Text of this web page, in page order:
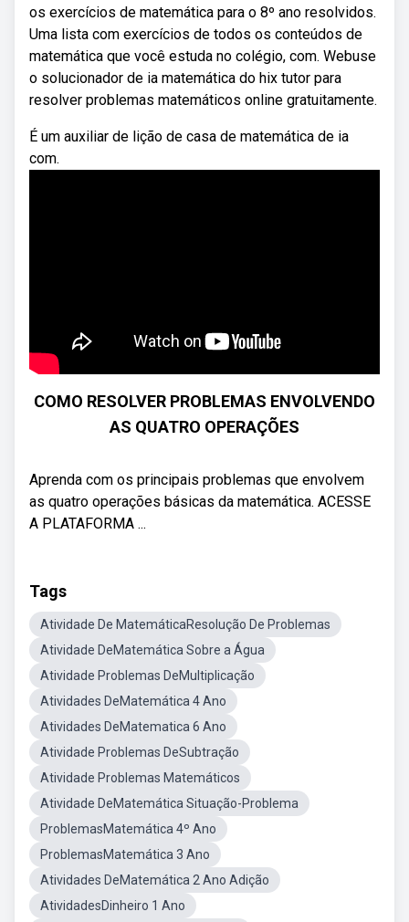
os exercícios de matemática para o 8º ano resolvidos.
Uma lista com exercícios de todos os conteúdos de
matemática que você estuda no colégio, com. Webuse
o solucionador de ia matemática do hix tutor para
resolver problemas matemáticos online gratuitamente.
É um auxiliar de lição de casa de matemática de ia
com.
COMO RESOLVER PROBLEMAS ENVOLVENDO
AS QUATRO OPERAÇÕES
Aprenda com os principais problemas que envolvem
as quatro operações básicas da matemática. ACESSE
A PLATAFORMA ...
Tags
Atividade De MatemáticaResolução De Problemas
Atividade DeMatemática Sobre a Água
Atividade Problemas DeMultiplicação
Atividades DeMatemática 4 Ano
Atividades DeMatematica 6 Ano
Atividade Problemas DeSubtração
Atividade Problemas Matemáticos
Atividade DeMatemática Situação-Problema
ProblemasMatemática 4º Ano
ProblemasMatemática 3 Ano
Atividades DeMatemática 2 Ano Adição
AtividadesDinheiro 1 Ano